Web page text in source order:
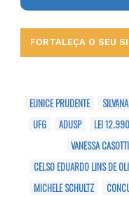
FORTALEÇA O SEU
EUNICE PRUDENTE
UFG
ADUSP LEI
VANESSA
CELSO EDUARDO LINS DE
MICHELE SCHULTZ